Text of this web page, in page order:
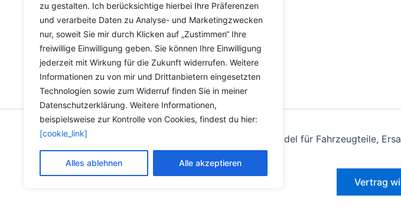
zu gestalten. Ich berücksichtige hierbei Ihre Präferenzen
und verarbeite Daten zu Analyse- und Marketingzwecken
nur, soweit Sie mir durch Klicken auf „Zustimmen“ Ihre
freiwillige Einwilligung geben. Sie können Ihre Einwilligung
jederzeit mit Wirkung für die Zukunft widerrufen. Weitere
Informationen zu von mir und Drittanbietern eingesetzten
Technologien sowie zum Widerruf finden Sie in meiner
Datenschutzerklärung. Weitere Informationen,
beispielsweise zur Kontrolle von Cookies, findest du hier:
[cookie_link]
Alles ablehnen Alle akzeptieren
Copyright © 2026 Versandhandel für Fahrzeugteile,
Vertrag